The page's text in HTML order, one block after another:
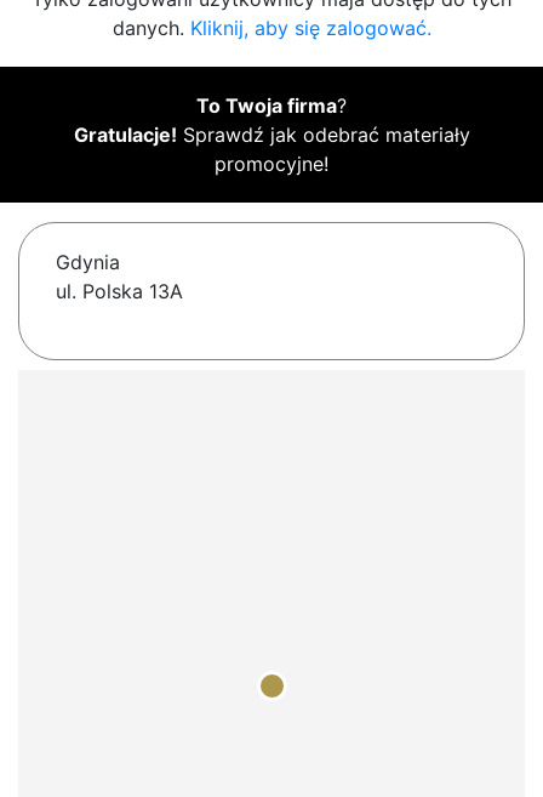
danych. Kliknij, aby się zalogować.
To Twoja firma?
Gratulacje! Sprawdź jak odebrać materiały
promocyjne!
Gdynia
ul. Polska 13A